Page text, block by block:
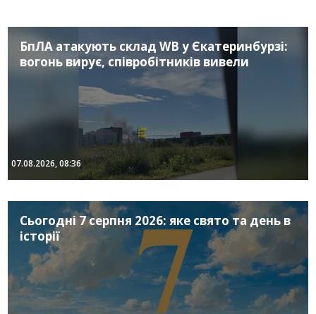
БпЛА атакують склад WB у Єкатеринбурзі:
вогонь вирує, співробітників вивели
07.08.2026, 08:36
Сьогодні 7 серпня 2026: яке свято та день в
історії